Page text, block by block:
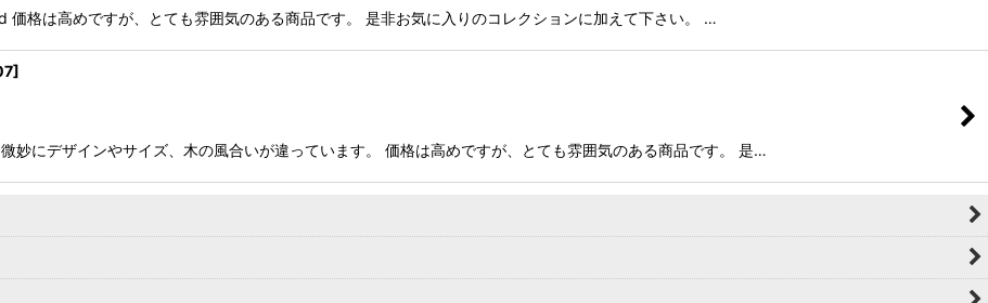
格は高めですが、とても雰囲気のある商品です。 是非お気に入りのコレクションに加えて下さい。 …
]
にデザインやサイズ、木の風合いが違っています。 価格は高めですが、とても雰囲気のある商品です。 是…